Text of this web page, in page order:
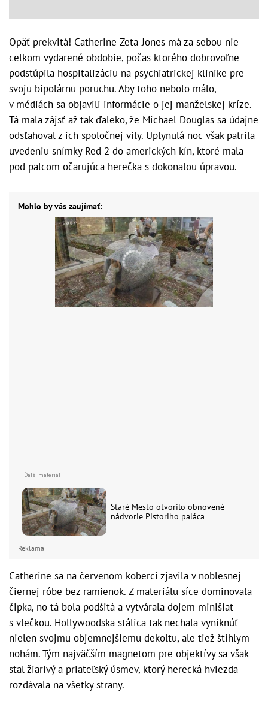
Opäť prekvitá! Catherine Zeta-Jones má za sebou nie
celkom vydarené obdobie, počas ktorého dobrovoľne
podstúpila hospitalizáciu na psychiatrickej klinike pre
svoju bipolárnu poruchu. Aby toho nebolo málo,
v médiách sa objavili informácie o jej manželskej kríze.
Tá mala zájsť až tak ďaleko, že Michael Douglas sa údajne
odsťahoval z ich spoločnej vily. Uplynulá noc však patrila
uvedeniu snímky Red 2 do amerických kín, ktoré mala
pod palcom očarujúca herečka s dokonalou úpravou.
Mohlo by vás zaujímať:
Staré Mesto otvorilo obnovené
nádvorie Pistoriho paláca
Reklama
Catherine sa na červenom koberci zjavila v noblesnej
čiernej róbe bez ramienok. Z materiálu síce dominovala
čipka, no tá bola podšitá a vytvárala dojem minišiat
s vlečkou. Hollywoodska stálica tak nechala vyniknúť
nielen svojmu objemnejšiemu dekoltu, ale tiež štíhlym
nohám. Tým najväčším magnetom pre objektívy sa však
stal žiarivý a priateľský úsmev, ktorý herecká hviezda
rozdávala na všetky strany.